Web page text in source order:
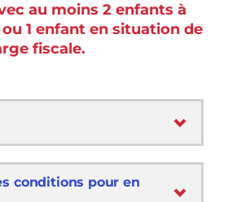
au moins 2 enfants à
1 enfant en situation de
fiscale.
conditions pour en